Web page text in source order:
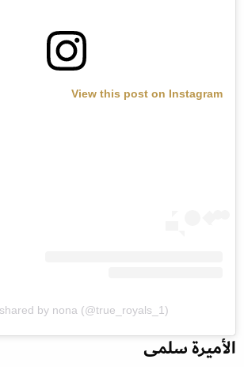
View this post on Instagram
by nona (@true_royals_1)
الأميرة سلمى